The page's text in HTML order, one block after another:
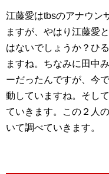
江藤愛はtbsのアナウン
ますが、やはり江藤愛
はないでしょうか？ひ
ますね。ちなみに田中
ーだったんですが、今
動していますね。そし
ていきます。この２人
いて調べていきます。